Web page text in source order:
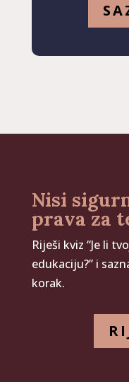
Nisi
prava za
Riješi kviz “Je li
edukaciju?” i
korak.